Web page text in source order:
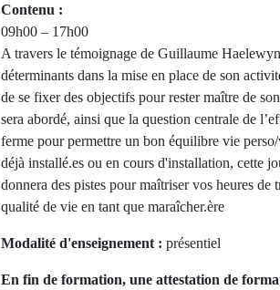
Contenu :
09h00 – 17h00
A travers le témoignage de Guillaume
déterminants dans la mise en place de son
de se fixer des objectifs pour rester maître de
sera abordé, ainsi que la question centrale de
ferme pour permettre un bon équilibre vie
déjà installé.es ou en cours d'installation, cette
donnera des pistes pour maîtriser vos heures de
qualité de vie en tant que maraîcher.ère
Modalité d'enseignement : présentiel
En fin de formation, une attestation de